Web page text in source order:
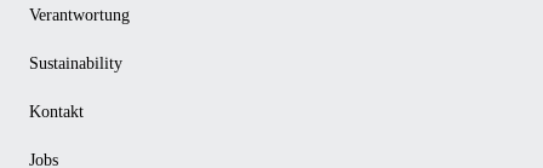
Verantwortung
Sustainability
Kontakt
Jobs